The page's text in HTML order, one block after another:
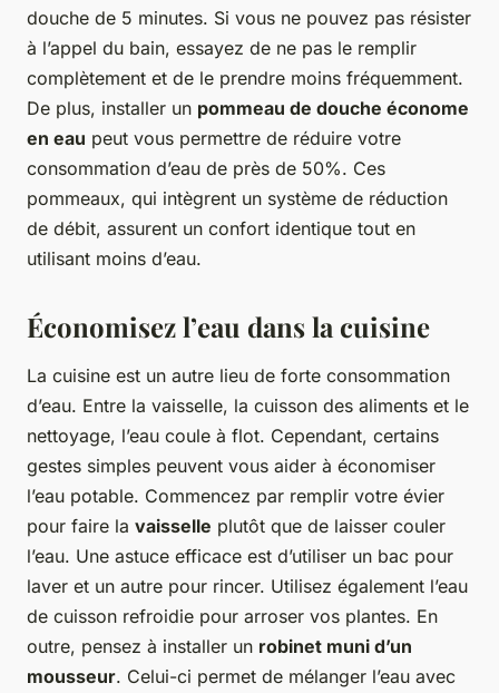
douche de 5 minutes. Si vous ne pouvez pas résister
à l’appel du bain, essayez de ne pas le remplir
complètement et de le prendre moins fréquemment.
De plus, installer un pommeau de douche économe
en eau peut vous permettre de réduire votre
consommation d’eau de près de 50%. Ces
pommeaux, qui intègrent un système de réduction
de débit, assurent un confort identique tout en
utilisant moins d’eau.
Économisez l’eau dans la cuisine
La cuisine est un autre lieu de forte consommation
d’eau. Entre la vaisselle, la cuisson des aliments et le
nettoyage, l’eau coule à flot. Cependant, certains
gestes simples peuvent vous aider à économiser
l’eau potable. Commencez par remplir votre évier
pour faire la vaisselle plutôt que de laisser couler
l’eau. Une astuce efficace est d’utiliser un bac pour
laver et un autre pour rincer. Utilisez également l’eau
de cuisson refroidie pour arroser vos plantes. En
outre, pensez à installer un robinet muni d’un
mousseur. Celui-ci permet de mélanger l’eau avec